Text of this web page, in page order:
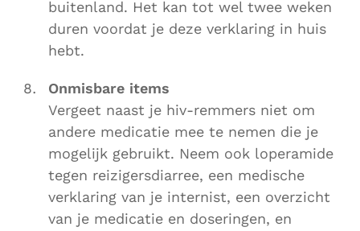
buitenland. Het kan tot wel twee weken
duren voordat je deze verklaring in huis
hebt.
Onmisbare items
Vergeet naast je hiv-remmers niet om
andere medicatie mee te nemen die je
mogelijk gebruikt. Neem ook loperamide
tegen reizigersdiarree, een medische
verklaring van je internist, een overzicht
van je medicatie en doseringen, en